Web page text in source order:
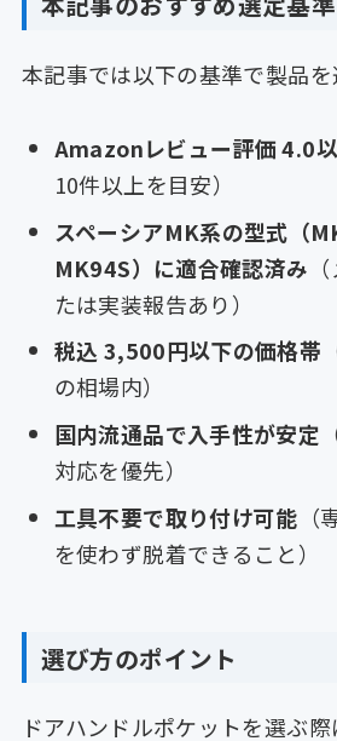
本記事では以下の基準で製品を
Amazonレビュー評価 4.0
10件以上を目安）
スペーシアMK系の型式（
MK94S）に適合確認済み
たは実装報告あり）
税込 3,500円以下の価格帯
の相場内）
国内流通品で入手性が安定
対応を優先）
工具不要で取り付け可能
を使わず脱着できること）
選び方のポイント
ドアハンドルポケットを選ぶ